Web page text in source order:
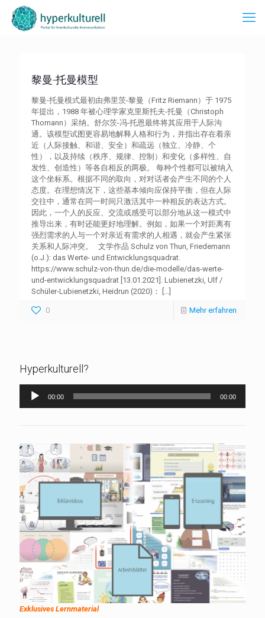
黎曼-托曼模型
黎曼-托曼模式最初由弗里茨-黎曼（Fritz Riemann）于 1975
年提出，1988 年被心理学家克里斯托夫-托曼（Christoph
Thomann）采纳。舒尔茨-冯-托恩最终将其应用于人际沟
通。该模型试图更容易地解释人格和行为，并指出存在着亲
近（人际接触、和谐、安全）和疏远（独立、冷静、个
性），以及持续（秩序、规律、控制）和变化（多样性、自
发性、创造性）等各自相反的两极。 每种个性都可以被纳入
这个坐标系。根据不同的取向，对对话者会产生不同的个人
态度。在理想情况下，这些基本倾向应保持平衡，但在人际
交往中，通常在同一时间只激活其中一种相反的表达方式。
因此，一个人的反应、交流或感受可以部分地从这一模式中
推导出来，有时还能更好地理解。例如，如果一个对距离有
强烈需求的人与一个对亲近有需求的人相遇，就会产生紧张
关系和人际冲突。 文学作品 Schulz von Thun, Friedemann
(o.J.): das Werte- und Entwicklungsquadrat.
https://www.schulz-von-thun.de/die-modelle/das-werte-
und-entwicklungsquadrat [13.01.2021]. Lubienetzki, Ulf /
Schüler-Lubienetzki, Heidrun (2020)：
[…]
0 Mehr erfahren
Hyperkulturell?
Audio-
Player
00:00 00:00
Exklusives Lernmaterial